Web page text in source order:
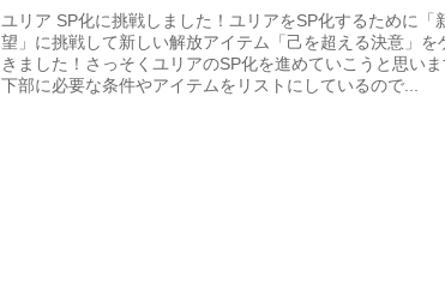
ユリア SP化に挑戦しました！ユリアをSP化するために「
望」に挑戦して新しい解放アイテム「己を超える決意」を
きました！さっそくユリアのSP化を進めていこうと思い
下部に必要な条件やアイテムをリストにしているので...